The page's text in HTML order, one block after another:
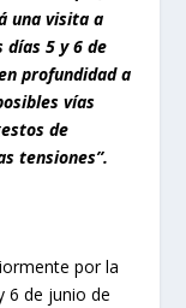
una visita a
días 5 y 6 de
profundidad a
vías
de
tensiones”.
por la
6 de junio de